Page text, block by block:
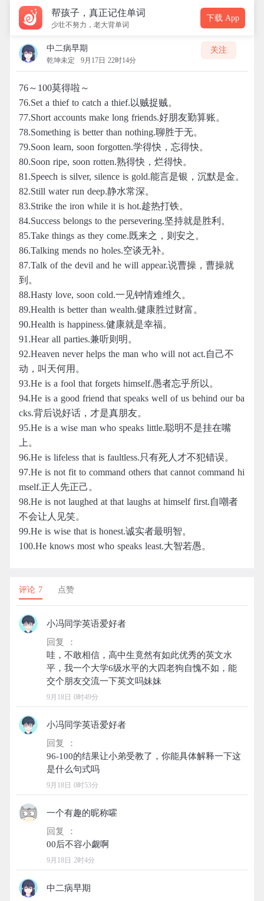
帮孩子，真正记住单词
少壮不努力，老大背单词
下载 App
中二病早期
乾坤未定 9月17日 22时14分
关注
76～100莫得啦～
76.Set a thief to catch a thief.以贼捉贼。
77.Short accounts make long friends.好朋友勤算账。
78.Something is better than nothing.聊胜于无。
79.Soon learn, soon forgotten.学得快，忘得快。
80.Soon ripe, soon rotten.熟得快，烂得快。
81.Speech is silver, silence is gold.能言是银，沉默是金。
82.Still water run deep.静水常深。
83.Strike the iron while it is hot.趁热打铁。
84.Success belongs to the persevering.坚持就是胜利。
85.Take things as they come.既来之，则安之。
86.Talking mends no holes.空谈无补。
87.Talk of the devil and he will appear.说曹操，曹操就
到。
88.Hasty love, soon cold.一见钟情难维久。
89.Health is better than wealth.健康胜过财富。
90.Health is happiness.健康就是幸福。
91.Hear all parties.兼听则明。
92.Heaven never helps the man who will not act.自己不
动，叫天何用。
93.He is a fool that forgets himself.愚者忘乎所以。
94.He is a good friend that speaks well of us behind our ba
cks.背后说好话，才是真朋友。
95.He is a wise man who speaks little.聪明不是挂在嘴
上。
96.He is lifeless that is faultless.只有死人才不犯错误。
97.He is not fit to command others that cannot command hi
mself.正人先正己。
98.He is not laughed at that laughs at himself first.自嘲者
不会让人见笑。
99.He is wise that is honest.诚实者最明智。
100.He knows most who speaks least.大智若愚。
评论 7 点赞
小冯同学英语爱好者
回复 ：
哇，不敢相信，高中生竟然有如此优秀的英文水
平，我一个大学6级水平的大四老狗自愧不如，能
9月18日 0时49分
小冯同学英语爱好者
回复 ：
96-100的结果让小弟受教了，你能具体解释一下这
9月18日 0时53分
一个有趣的昵称嚯
回复 ：
9月18日 2时4分
中二病早期